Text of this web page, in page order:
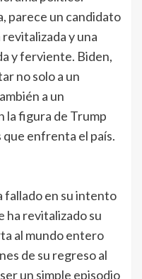
parece un candidato
y una
y ferviente. Biden,
no solo a un
a un
la figura de Trump
que enfrenta el país.
fallado en su intento
ha revitalizado su
al mundo entero
de su regreso al
un simple episodio